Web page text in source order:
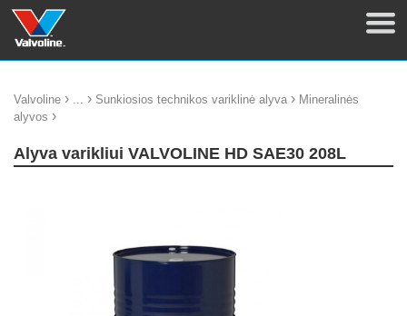
Valvoline › ... › Sunkiosios technikos variklinė alyva › Mineralinės
alyvos ›
Alyva varikliui VALVOLINE HD SAE30 208L